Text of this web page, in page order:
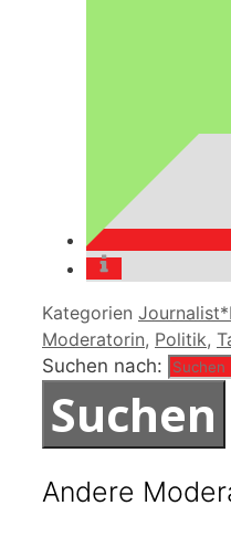
Kategorien
Moderatorin, Politik,
Suchen nach:
Andere